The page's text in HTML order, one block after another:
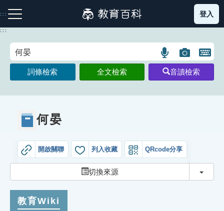
到
主
:::
注音索引圖示 筆畫索引圖示 部首索引表圖示
網站導覽
生字詞彙表
成語故事
登入
:::
語
言
搜
圖
片
搜
開
鍵
詞條檢索 全文檢索 音讀檢索
何晏
開啟關聯 列入收藏 QRcode分享
切換來源 切換
教育Wiki